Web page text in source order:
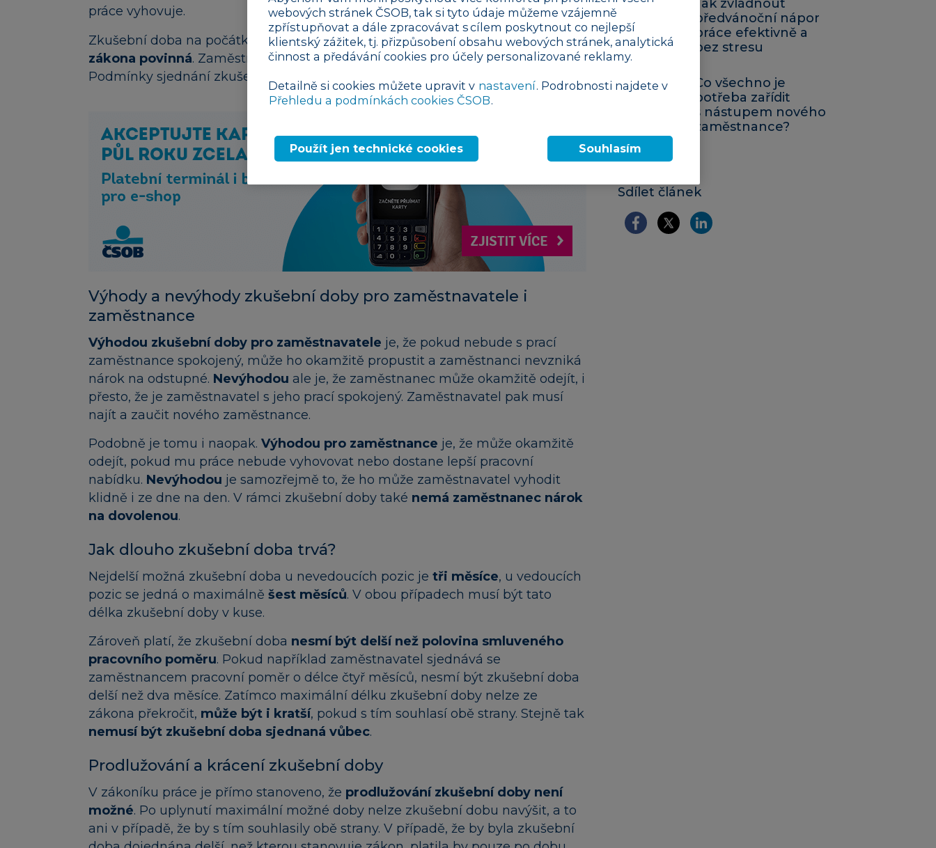
práce vyhovuje.
Zkušební doba na počátku pracovního poměru není automatická anení ze
zákona povinná. Zaměstnanec a zaměstnavatel se na ní musejí dohodnout.
Podmínky sjednání zkušební doby jsou zakotvené v zákoníku práce.
Výhody a nevýhody zkušební doby pro zaměstnavatele i
zaměstnance
Výhodou zkušební doby pro zaměstnavatele je, že pokud nebude s prací
zaměstnance spokojený, může ho okamžitě propustit a zaměstnanci nevzniká
nárok na odstupné. Nevýhodou ale je, že zaměstnanec může okamžitě odejít, i
přesto, že je zaměstnavatel s jeho prací spokojený. Zaměstnavatel pak musí
najít a zaučit nového zaměstnance.
Podobně je tomu i naopak. Výhodou pro zaměstnance je, že může okamžitě
odejít, pokud mu práce nebude vyhovovat nebo dostane lepší pracovní
nabídku. Nevýhodou je samozřejmě to, že ho může zaměstnavatel vyhodit
klidně i ze dne na den. V rámci zkušební doby také nemá zaměstnanec nárok
na dovolenou.
Jak dlouho zkušební doba trvá?
Nejdelší možná zkušební doba u nevedoucích pozic je tři měsíce, u vedoucích
pozic se jedná o maximálně šest měsíců. V obou případech musí být tato
délka zkušební doby v kuse.
Zároveň platí, že zkušební doba nesmí být delší než polovina smluveného
pracovního poměru. Pokud například zaměstnavatel sjednává se
zaměstnancem pracovní poměr o délce čtyř měsíců, nesmí být zkušební doba
delší než dva měsíce. Zatímco maximální délku zkušební doby nelze ze
zákona překročit, může být i kratší, pokud s tím souhlasí obě strany. Stejně tak
nemusí být zkušební doba sjednaná vůbec.
Prodlužování a krácení zkušební doby
V zákoníku práce je přímo stanoveno, že prodlužování zkušební doby není
možné. Po uplynutí maximální možné doby nelze zkušební dobu navýšit, a to
ani v případě, že by s tím souhlasily obě strany. V případě, že by byla zkušební
Jak zvládnout
předvánoční nápor
práce efektivně a
bez stresu
Co všechno je
potřeba zařídit
s nástupem nového
zaměstnance?
Sdílet článek
webových stránek ČSOB, tak si tyto údaje můžeme vzájemně
zpřístupňovat a dále zpracovávat s cílem poskytnout co nejlepší
klientský zážitek, tj. přizpůsobení obsahu webových stránek, analytická
činnost a předávání cookies pro účely personalizované reklamy.
Detailně si cookies můžete upravit v nastavení. Podrobnosti najdete v
Přehledu a podmínkách cookies ČSOB.
Použít jen technické cookies Souhlasím